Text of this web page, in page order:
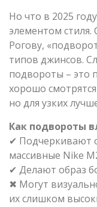
Но что в 2025
элементом стиля.
Рогову,
типов джинсов.
подвороты – это
хорошо
но для узких
Как подвороты
✔ Подчеркивают
массивные Nike
✔ Делают образ
✖ Могут
их слишком